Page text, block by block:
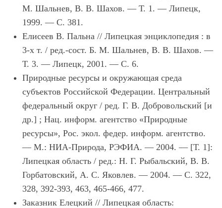
М. Шальнев, В. В. Шахов. — Т. 1. — Липецк,
1999. — С. 381.
Елисеев В. Пальна // Липецкая энциклопедия : в
3-х т. / ред.-сост. Б. М. Шальнев, В. В. Шахов. —
Т. 3. — Липецк, 2001. — С. 6.
Природные ресурсы и окружающая среда
субъектов Российской Федерации. Центральный
федеральный округ / ред. Г. В. Добровольский [и
др.] ; Нац. информ. агентство «Природные
ресурсы», Рос. экол. федер. информ. агентство.
— М.: НИА-Природа, РЭФИА. — 2004. — [Т. 1]:
Липецкая область / ред.: Н. Г. Рыбальский, В. В.
Горбатовский, А. С. Яковлев. — 2004. — С. 322,
328, 392-393, 463, 465-466, 477.
Заказник Елецкий // Липецкая область: